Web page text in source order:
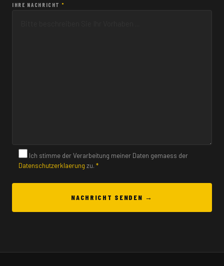
IHRE NACHRICHT *
Ich stimme der Verarbeitung meiner Daten gemaess der
Datenschutzerklaerung zu. *